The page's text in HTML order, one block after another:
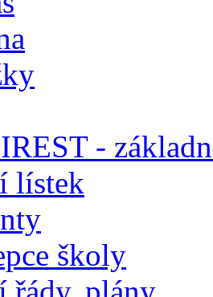
-
lístek
školy